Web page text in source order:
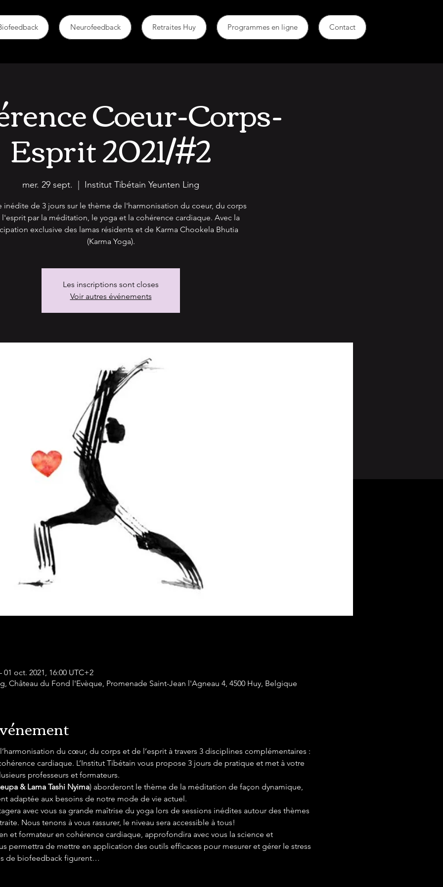
Neurofeedback Retraites Huy Programmes en ligne Contact
Coeur-Corps-
Esprit 2021/#2
mer. 29 sept. Institut Tibétain Yeunten Ling
inédite de 3 jours sur le thème de l'harmonisation du coeur, du corps
par la méditation, le yoga et la cohérence cardiaque. Avec la
exclusive des lamas résidents et de Karma Chookela Bhutia
(Karma Yoga).
Les inscriptions sont closes
Voir autres événements
01 oct. 2021, 16:00 UTC+2
Château du Fond l'Evèque, Promenade Saint-Jean l'Agneau 4, 4500 Huy, Belgique
du cœur, du corps et de l’esprit à travers 3 disciplines complémentaires :
cardiaque. L’Institut Tibétain vous propose 3 jours de pratique et met à votre
professeurs et formateurs.
& Lama Tashi Nyima) aborderont le thème de la méditation de façon dynamique,
adaptée aux besoins de notre mode de vie actuel.
avec vous sa grande maîtrise du yoga lors de sessions inédites autour des thèmes
Nous tenons à vous rassurer, le niveau sera accessible à tous!
et formateur en cohérence cardiaque, approfondira avec vous la science et
permettra de mettre en application des outils efficaces pour mesurer et gérer le stress
de biofeedback figurent…